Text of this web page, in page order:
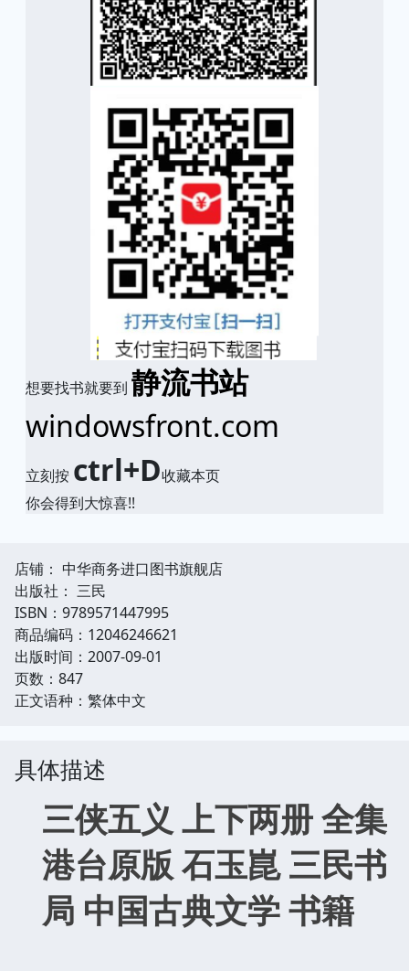
想要找书就要到 静流书站
windowsfront.com
立刻按 ctrl+D收藏本页
你会得到大惊喜!!
店铺： 中华商务进口图书旗舰店
出版社： 三民
ISBN：9789571447995
商品编码：12046246621
出版时间：2007-09-01
页数：847
正文语种：繁体中文
具体描述
三侠五义 上下两册 全集
港台原版 石玉崑 三民书
局 中国古典文学 书籍